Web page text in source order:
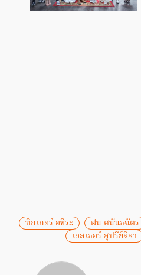
ทิกเกอร์ อชิระ ฝน ศนันธฉัตร
เอสเธอร์ สุปรีย์ลีลา